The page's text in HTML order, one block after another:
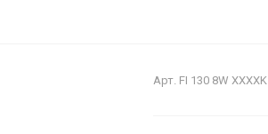
Арт. FI 130 8W